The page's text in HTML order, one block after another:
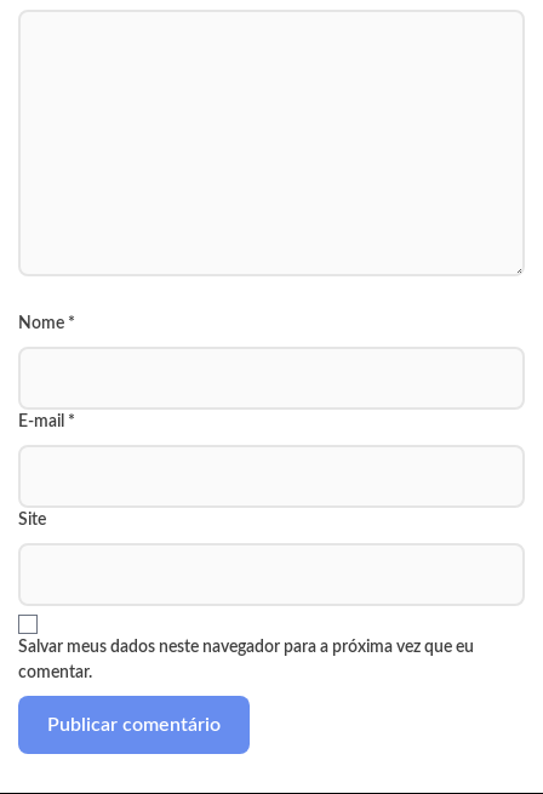
Nome *
E-mail *
Site
Salvar meus dados neste navegador para a próxima vez que eu
comentar.